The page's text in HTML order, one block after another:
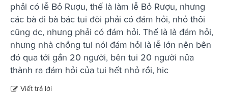
phải có lễ Bỏ Rượu, thế là làm lễ Bỏ Rượu, nhưng
các bà dì bà bác tui đòi phải có đám hỏi, nhỏ thôi
cũng dc, nhưng phải có đám hỏi. Thế là là đám hỏi,
nhưng nhà chồng tui nói đám hỏi là lễ lớn nên bên
đó qua tới gần 20 người, bên tui 20 người nữa
thành ra đám hỏi của tui hết nhỏ rồi, hic
Viết trả lời